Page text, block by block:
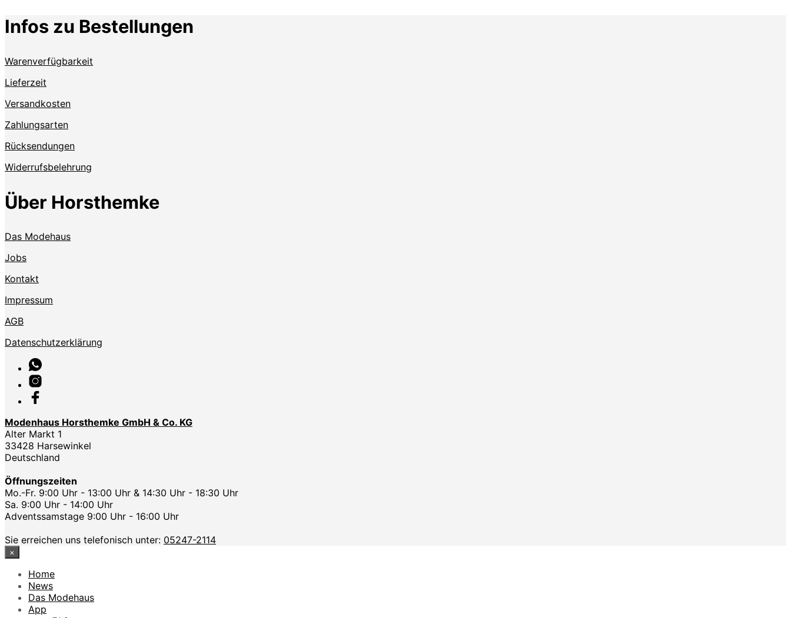
Infos zu Bestellungen
Warenverfügbarkeit
Lieferzeit
Versandkosten
Zahlungsarten
Rücksendungen
Widerrufsbelehrung
Über Horsthemke
Das Modehaus
Jobs
Kontakt
Impressum
AGB
Datenschutzerklärung
Modenhaus Horsthemke GmbH & Co. KG
Alter Markt 1
33428 Harsewinkel
Deutschland
Öffnungszeiten
Mo.-Fr. 9:00 Uhr - 13:00 Uhr & 14:30 Uhr - 18:30 Uhr
Sa. 9:00 Uhr - 14:00 Uhr
Adventssamstage 9:00 Uhr - 16:00 Uhr
Sie erreichen uns telefonisch unter: 05247-2114
×
Home
News
Das Modehaus
App